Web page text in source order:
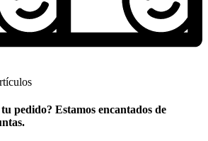
pedido? Estamos encantados de